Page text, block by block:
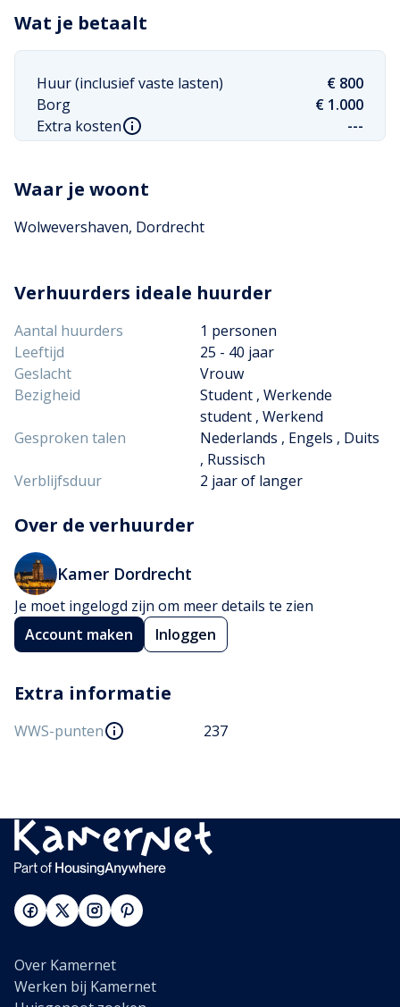
Wat je betaalt
Huur (inclusief vaste lasten)
€ 800
Borg
€ 1.000
Extra kosten
---
Waar je woont
Wolwevershaven, Dordrecht
Verhuurders ideale huurder
Aantal huurders
1 personen
Leeftijd
25 - 40 jaar
Geslacht
Vrouw
Bezigheid
Student , Werkende
student , Werkend
Gesproken talen
Nederlands , Engels , Duits
, Russisch
Verblijfsduur
2 jaar of langer
Over de verhuurder
Kamer Dordrecht
Je moet ingelogd zijn om meer details te zien
Account maken
Inloggen
Extra informatie
WWS-punten 237
Over Kamernet
Werken bij Kamernet